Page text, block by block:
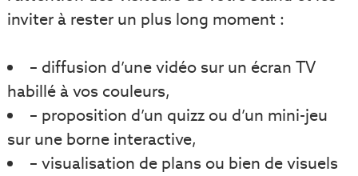
inviter à rester un plus long moment :
– diffusion d’une vidéo sur un écran TV
habillé à vos couleurs,
– proposition d’un quizz ou d’un mini-jeu
sur une borne interactive,
– visualisation de plans ou bien de visuels